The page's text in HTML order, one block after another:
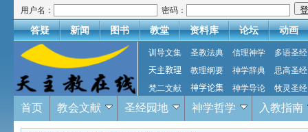
用户名： 密码：
答疑 新闻 图书 教堂 资料库 论坛 动画
训导文集 圣教法典 信理神学
多语圣经
天主教理
教理纲要 神学辞典
思高圣经
梵二文献
神学论集 神学导论 牧灵圣经
首页 教会文献 圣经园地 神学哲学 入教指南